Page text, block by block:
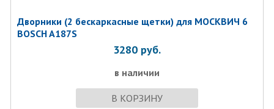
Дворники (2 бескаркаcные щетки) для МОСКВИЧ 6
BOSCH A187S
3280 руб.
в наличии
В КОРЗИНУ